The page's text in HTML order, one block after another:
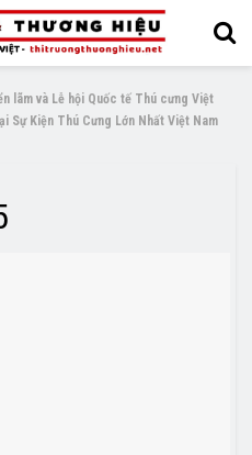
lãm và Lễ hội Quốc tế Thú cưng Việt
Sự Kiện Thú Cưng Lớn Nhất Việt Nam